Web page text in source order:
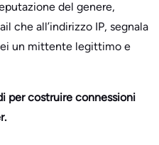
del genere,
che all’indirizzo IP, segnala
un mittente legittimo e
per costruire connessioni